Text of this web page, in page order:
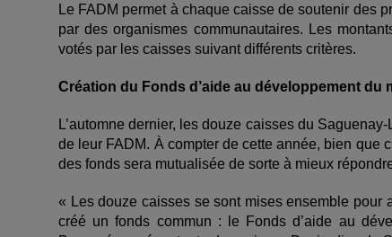
Le FADM permet à chaque caisse de soutenir des
par des organismes communautaires. Les
votés par les caisses suivant différents critères.
Création du Fonds d’aide au développement du
L’automne dernier, les douze caisses du
de leur FADM. À compter de cette année, bien que
des fonds sera mutualisée de sorte à mieux
« Les douze caisses se sont mises ensemble pour
créé un fonds commun : le Fonds d’aide au